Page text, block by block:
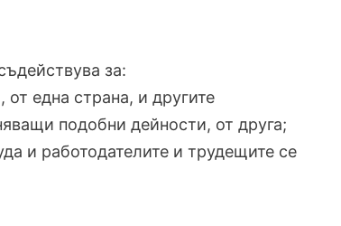
за:
една страна, и другите
подобни дейности, от друга;
и работодателите и трудещите се